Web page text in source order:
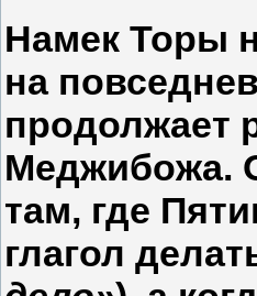
Намек Торы
на
продолжает
Меджибожа.
там, где
глагол